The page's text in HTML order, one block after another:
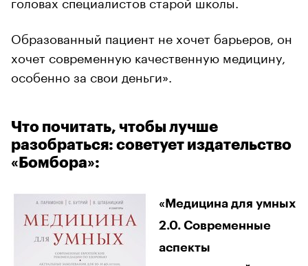
Образованный пациент не хочет барьеров, он
хочет современную качественную медицину,
особенно за свои деньги».
Что почитать, чтобы лучше
разобраться: советует издательство
«Бомбора»:
«Медицина для умных
2.0. Современные
аспекты